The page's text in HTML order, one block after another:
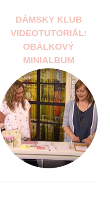
DÁMSKY KLUB
VIDEOTUTORIÁL:
OBÁLKOVÝ
MINIALBUM